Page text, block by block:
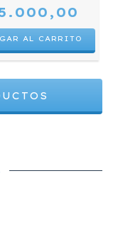
AL CARRITO